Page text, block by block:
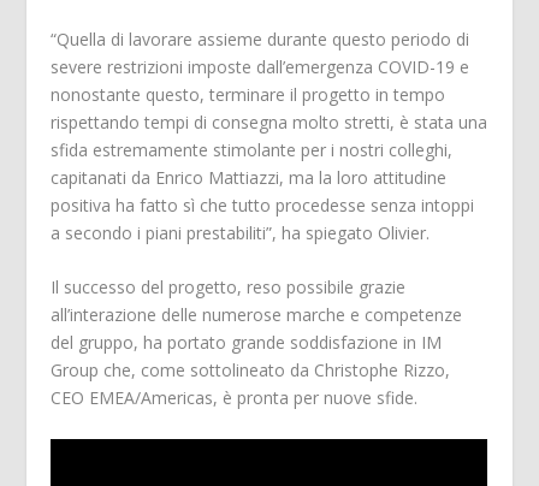
“Quella di lavorare assieme durante questo periodo di
severe restrizioni imposte dall’emergenza COVID-19 e
nonostante questo, terminare il progetto in tempo
rispettando tempi di consegna molto stretti, è stata una
sfida estremamente stimolante per i nostri colleghi,
capitanati da Enrico Mattiazzi, ma la loro attitudine
positiva ha fatto sì che tutto procedesse senza intoppi
a secondo i piani prestabiliti”, ha spiegato Olivier.
Il successo del progetto, reso possibile grazie
all’interazione delle numerose marche e competenze
del gruppo, ha portato grande soddisfazione in IM
Group che, come sottolineato da Christophe Rizzo,
CEO EMEA/Americas, è pronta per nuove sfide.